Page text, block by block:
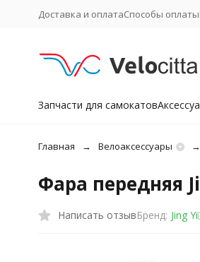
Доставка и оплатаСпособы оплаты
Запчасти для самокатов
Главная Велоаксессуары
Фара передняя
Написать отзывБренд: Jing Yi